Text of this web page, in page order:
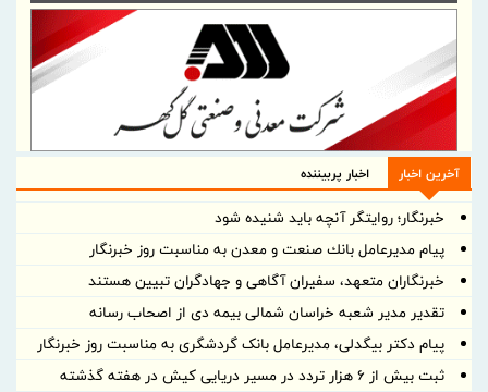
آخرین اخبار اخبار پربیننده
خبرنگار؛ روایتگر آنچه باید شنیده شود
پیام مدیرعامل بانك صنعت و معدن به مناسبت روز خبرنگار
خبرنگاران متعهد، سفیران آگاهی و جهادگران تبیین هستند
تقدیر مدیر شعبه خراسان شمالی بیمه دی از اصحاب رسانه
پیام دکتر بیگدلی، مدیرعامل بانک گردشگری به مناسبت روز خبرنگار
ثبت بیش از ۶ هزار تردد در مسیر دریایی کیش در هفته گذشته